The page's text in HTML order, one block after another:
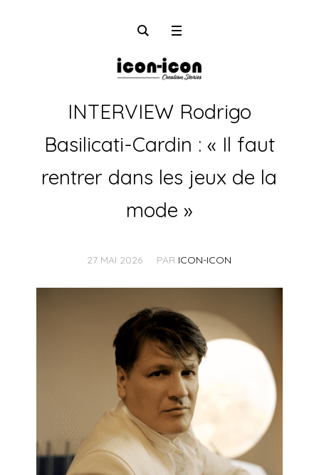
INTERVIEW Rodrigo
Basilicati-Cardin : « Il faut
rentrer dans les jeux de la
mode »
27 MAI 2026 PAR ICON-ICON